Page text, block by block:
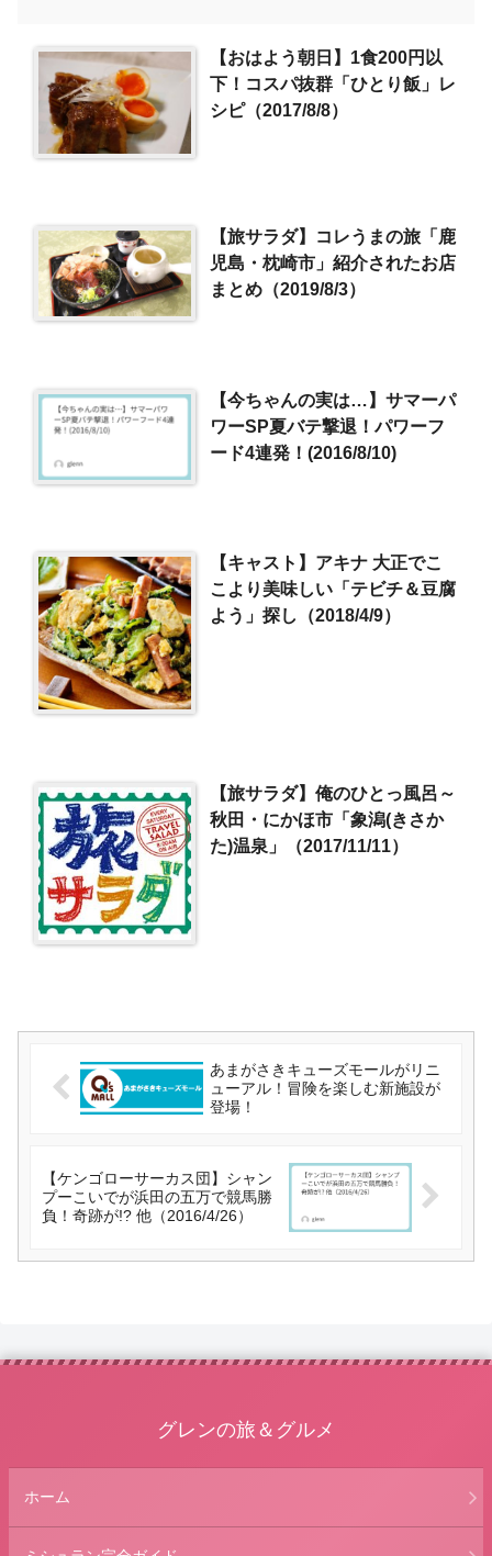
【おはよう朝日】1食200円以
下！コスパ抜群「ひとり飯」レ
シピ（2017/8/8）
【旅サラダ】コレうまの旅「鹿
児島・枕崎市」紹介されたお店
まとめ（2019/8/3）
【今ちゃんの実は…】サマーパ
ワーSP夏バテ撃退！パワーフ
ード4連発！(2016/8/10)
【キャスト】アキナ 大正でこ
こより美味しい「テビチ＆豆腐
よう」探し（2018/4/9）
【旅サラダ】俺のひとっ風呂～
秋田・にかほ市「象潟(きさか
た)温泉」（2017/11/11）
あまがさきキューズモールがリニ
ューアル！冒険を楽しむ新施設が
登場！
【ケンゴローサーカス団】シャン
プーこいでが浜田の五万で競馬勝
負！奇跡が!? 他（2016/4/26）
グレンの旅＆グルメ
ホーム